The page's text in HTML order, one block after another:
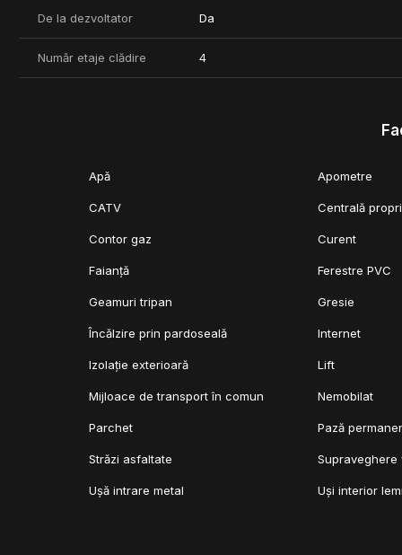
De la dezvoltator Da
Număr etaje clădire 4
Apă Apometre
CATV Centrală
Contor gaz Curent
Faianță Ferestre PVC
Geamuri tripan Gresie
Încălzire prin pardoseală Internet
Izolație exterioară Lift
Mijloace de transport în comun Nemobilat
Parchet Pază
Străzi asfaltate Supraveghere
Ușă intrare metal Uși interior